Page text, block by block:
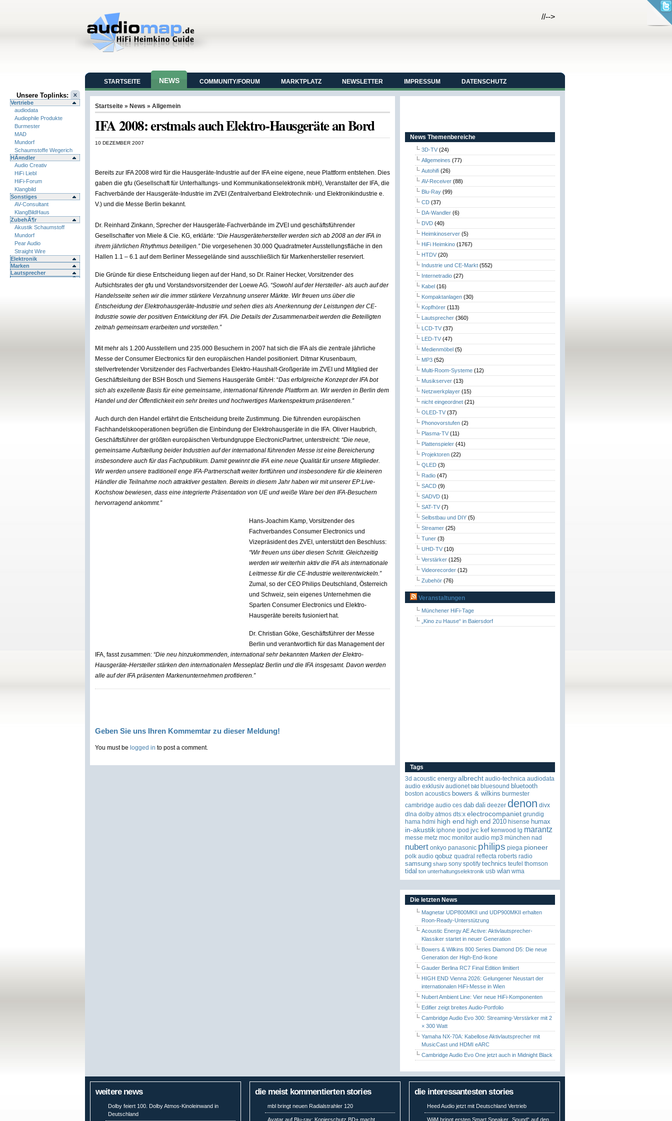
//-->
Unsere Toplinks:
Vertriebe
audiodata
Audiophile Produkte
Burmester
MAD
Mundorf
Schaumstoffe Wegerich
HÃ¤ndler
Audio Creativ
HiFi Liebl
HiFi-Forum
Klangbild
Sonstiges
AV-Consultant
KlangBildHaus
ZubehÃ¶r
Akustik Schaumstoff
Mundorf
Pear Audio
Straight Wire
Elektronik
Marken
Lautsprecher
STARTSEITE NEWS COMMUNITY/FORUM MARKTPLATZ NEWSLETTER IMPRESSUM DATENSCHUTZ
Startseite » News » Allgemein
IFA 2008: erstmals auch Elektro-Hausgeräte an Bord
10 DEZEMBER 2007
Bereits zur IFA 2008 wird für die Hausgeräte-Industrie auf der IFA eine eigene, neue Plattform entstehen. Dies
gaben die gfu (Gesellschaft für Unterhaltungs- und Kommunikationselektronik mbH), Veranstalter der IFA, die
Fachverbände der Hausgeräte-Industrie im ZVEI (Zentralverband Elektrotechnik- und Elektronikindustrie e.
V.) und die Messe Berlin bekannt.
Dr. Reinhard Zinkann, Sprecher der Hausgeräte-Fachverbände im ZVEI und geschäftsführender
Gesellschafter von Miele & Cie. KG, erklärte: “Die Hausgerätehersteller werden sich ab 2008 an der IFA in
ihrem jährlichen Rhythmus beteiligen.”Die vorgesehenen 30.000 Quadratmeter Ausstellungsfläche in den
Hallen 1.1 – 6.1 auf dem Berliner Messegelände sind ausschließlich für Markenhersteller reserviert.
Die Gründe für diese Entscheidung liegen auf der Hand, so Dr. Rainer Hecker, Vorsitzender des
Aufsichtsrates der gfu und Vorstandsvorsitzender der Loewe AG. “Sowohl auf der Hersteller- als auch auf der
Handelsseite sehen wir die immer stärkere Verzahnung unserer Märkte. Wir freuen uns über die
Entscheidung der Elektrohausgeräte-Industrie und sehen dies als Anerkennung der Leistungen der CE-
Industrie sowie der positiven Entwicklung der IFA. Die Details der Zusammenarbeit werden die Beteiligten
zeitnah gemeinsam erarbeiten und vorstellen.”
Mit mehr als 1.200 Ausstellern und 235.000 Besuchern in 2007 hat sich die IFA als die zentrale jährliche
Messe der Consumer Electronics für den europäischen Handel positioniert. Ditmar Krusenbaum,
stellvertretender Vorsitzender des Fachverbandes Elektro-Haushalt-Großgeräte im ZVEI und Mitglied der
Geschäftsleitung der BSH Bosch und Siemens Hausgeräte GmbH: “Das erfolgreiche Konzept der IFA bot
sich als exzellente Basis für eine gemeinsame, international führende Plattform an. Wir werden in Berlin dem
Handel und der Öffentlichkeit ein sehr breites und hochwertiges Markenspektrum präsentieren.”
Auch durch den Handel erfährt die Entscheidung breite Zustimmung. Die führenden europäischen
Fachhandelskooperationen begrüßen die Einbindung der Elektrohausgeräte in die IFA. Oliver Haubrich,
Geschäftsführer der größten europäischen Verbundgruppe ElectronicPartner, unterstreicht: “Die neue,
gemeinsame Aufstellung beider Industrien auf der international führenden Messe ist eine Bereicherung
insbesondere auch für das Fachpublikum. Damit gewinnt die IFA eine neue Qualität für unsere Mitglieder.
Wir werden unsere traditionell enge IFA-Partnerschaft weiter fortführen und insbesondere für die kleineren
Händler die Teilnahme noch attraktiver gestalten. Bereits in diesem Jahr haben wir mit unserer EP:Live-
Kochshow bewiesen, dass eine integrierte Präsentation von UE und weiße Ware bei den IFA-Besuchern
hervorragend ankommt.”
Hans-Joachim Kamp, Vorsitzender des
Fachverbandes Consumer Electronics und
Vizepräsident des ZVEI, unterstützt den Beschluss:
“Wir freuen uns über diesen Schritt. Gleichzeitig
werden wir weiterhin aktiv die IFA als internationale
Leitmesse für die CE-Industrie weiterentwickeln.”
Zumal, so der CEO Philips Deutschland, Österreich
und Schweiz, sein eigenes Unternehmen die
Sparten Consumer Electronics und Elektro-
Hausgeräte bereits fusioniert hat.
Dr. Christian Göke, Geschäftsführer der Messe
Berlin und verantwortlich für das Management der
IFA, fasst zusammen: “Die neu hinzukommenden, international sehr bekannten Marken der Elektro-
Hausgeräte-Hersteller stärken den internationalen Messeplatz Berlin und die IFA insgesamt. Davon werden
alle auf der IFA präsenten Markenunternehmen profitieren.”
Geben Sie uns Ihren Kommemtar zu dieser Meldung!
You must be logged in to post a comment.
News Themenbereiche
3D-TV (24)
Allgemeines (77)
Autohifi (26)
AV-Receiver (88)
Blu-Ray (99)
CD (37)
DA-Wandler (6)
DVD (40)
Heimkinoserver (5)
HiFi Heimkino (1767)
HTDV (20)
Industrie und CE-Markt (552)
Internetradio (27)
Kabel (16)
Kompaktanlagen (30)
Kopfhörer (113)
Lautsprecher (360)
LCD-TV (37)
LED-TV (47)
Medienmöbel (5)
MP3 (52)
Multi-Room-Systeme (12)
Musikserver (13)
Netzwerkplayer (15)
nicht eingeordnet (21)
OLED-TV (37)
Phonovorstufen (2)
Plasma-TV (11)
Plattenspieler (41)
Projektoren (22)
QLED (3)
Radio (47)
SACD (9)
SADVD (1)
SAT-TV (7)
Selbstbau und DIY (5)
Streamer (25)
Tuner (3)
UHD-TV (10)
Verstärker (125)
Videorecorder (12)
Zubehör (76)
Veranstaltungen
Münchener HiFi-Tage
„Kino zu Hause“ in Baiersdorf
Tags
3d acoustic energy albrecht audio-technica audiodata
audio exklusiv audionet bild bluesound bluetooth
boston acoustics bowers & wilkins burmester
cambridge audio ces dab dali deezer denon divx
dlna dolby atmos dts:x electrocompaniet grundig
hama hdmi high end high end 2010 hisense humax
in-akustik iphone ipod jvc kef kenwood lg marantz
messe metz moc monitor audio mp3 münchen nad
nubert onkyo panasonic philips piega pioneer
polk audio qobuz quadral reflecta roberts radio
samsung sharp sony spotify technics teufel thomson
tidal ton unterhaltungselektronik usb wlan wma
Die letzten News
Magnetar UDP800MKII und UDP900MKII erhalten
Roon-Ready-Unterstützung
Acoustic Energy AE Active: Aktivlautsprecher-
Klassiker startet in neuer Generation
Bowers & Wilkins 800 Series Diamond D5: Die neue
Generation der High-End-Ikone
Gauder Berlina RC7 Final Edition limitiert
HIGH END Vienna 2026: Gelungener Neustart der
internationalen HiFi-Messe in Wien
Nubert Ambient Line: Vier neue HiFi-Komponenten
Edifier zeigt breites Audio-Portfolio
Cambridge Audio Evo 300: Streaming-Verstärker mit 2
× 300 Watt
Yamaha NX-70A: Kabellose Aktivlautsprecher mit
MusicCast und HDMI eARC
Cambridge Audio Evo One jetzt auch in Midnight Black
weitere news
Dolby feiert 100. Dolby Atmos-Kinoleinwand in
Deutschland
die meist kommentierten stories
mbl bringt neuen Radialstrahler 120
Avatar auf Blu-ray: Kopierschutz BD+ macht
die interessantesten stories
Heed Audio jetzt mit Deutschland Vertrieb
WiiM bringt ersten Smart Speaker „Sound“ auf den